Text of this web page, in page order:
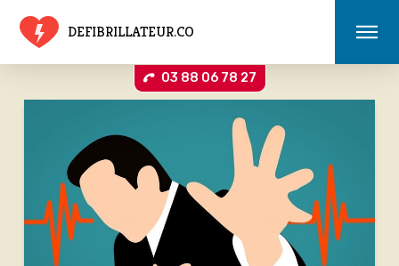
DEFIBRILLATEUR.CO
03 88 06 78 27